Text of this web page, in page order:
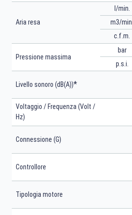
Aria resa
l/min.
m3/min.
c.f.m.
Pressione massima
bar
p.s.i.
Livello sonoro (dB(A))*
Voltaggio / Frequenza (Volt /
Hz)
Connessione (G)
Controllore
Tipologia motore